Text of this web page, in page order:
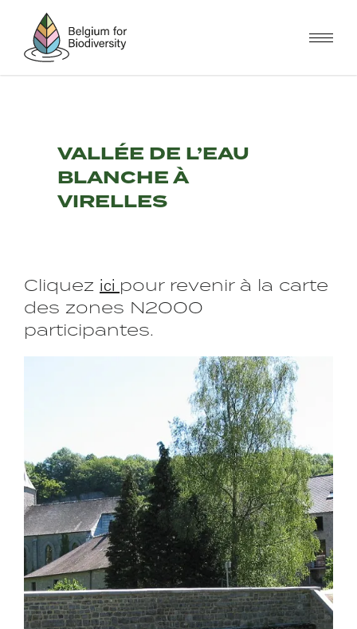
content
VALLÉE DE L’EAU
BLANCHE À
VIRELLES
Cliquez ici pour revenir à la carte
des zones N2000
participantes.